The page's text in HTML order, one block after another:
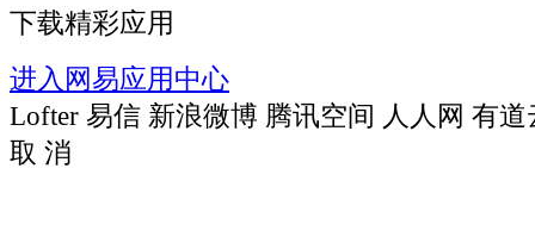
下载精彩应用
进入网易应用中心
Lofter 易信 新浪微博 腾讯空间 人人网 有道
取 消